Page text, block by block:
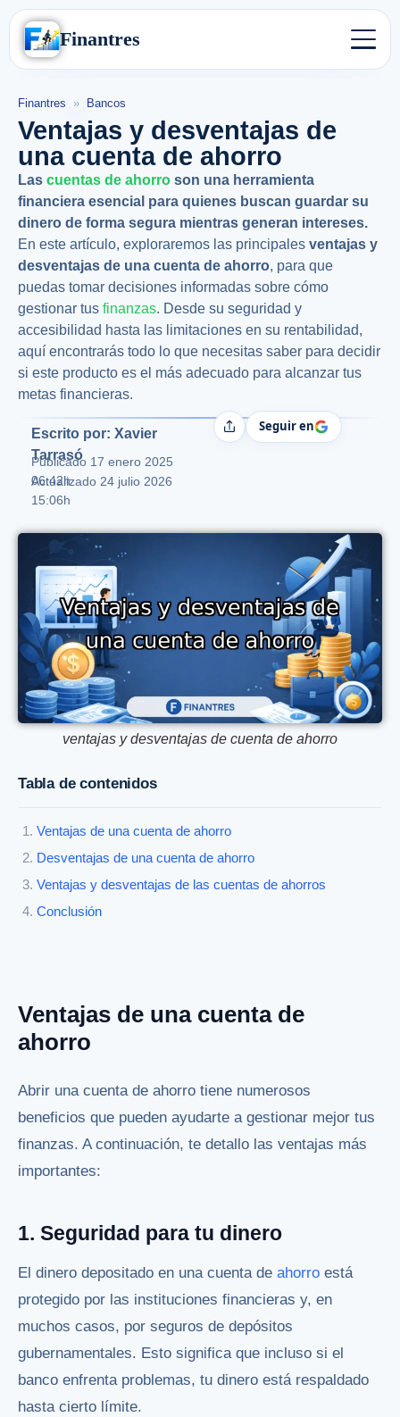
Finantres
Finantres » Bancos
Ventajas y desventajas de
una cuenta de ahorro
Las cuentas de ahorro son una herramienta
financiera esencial para quienes buscan guardar su
dinero de forma segura mientras generan intereses.
En este artículo, exploraremos las principales ventajas y
desventajas de una cuenta de ahorro, para que
puedas tomar decisiones informadas sobre cómo
gestionar tus finanzas. Desde su seguridad y
accesibilidad hasta las limitaciones en su rentabilidad,
aquí encontrarás todo lo que necesitas saber para decidir
si este producto es el más adecuado para alcanzar tus
metas financieras.
Escrito por: Xavier
Tarrasó
Publicado 17 enero 2025
06:42h
Actualizado 24 julio 2026
15:06h
CompartirSeguir en
ventajas y desventajas de cuenta de ahorro
Tabla de contenidos
Ventajas de una cuenta de ahorro
Desventajas de una cuenta de ahorro
Ventajas y desventajas de las cuentas de ahorros
Conclusión
Ventajas de una cuenta de
ahorro
Abrir una cuenta de ahorro tiene numerosos
beneficios que pueden ayudarte a gestionar mejor tus
finanzas. A continuación, te detallo las ventajas más
importantes:
1. Seguridad para tu dinero
El dinero depositado en una cuenta de ahorro está
protegido por las instituciones financieras y, en
muchos casos, por seguros de depósitos
gubernamentales. Esto significa que incluso si el
banco enfrenta problemas, tu dinero está respaldado
hasta cierto límite.